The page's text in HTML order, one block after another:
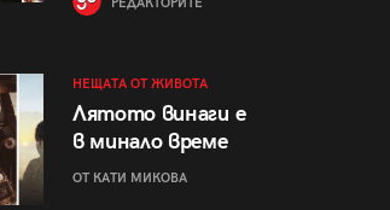
РЕДАКТОРИТЕ
НЕЩАТА ОТ ЖИВОТА
Лятото винаги е
в минало време
ОТ КАТИ МИКОВА